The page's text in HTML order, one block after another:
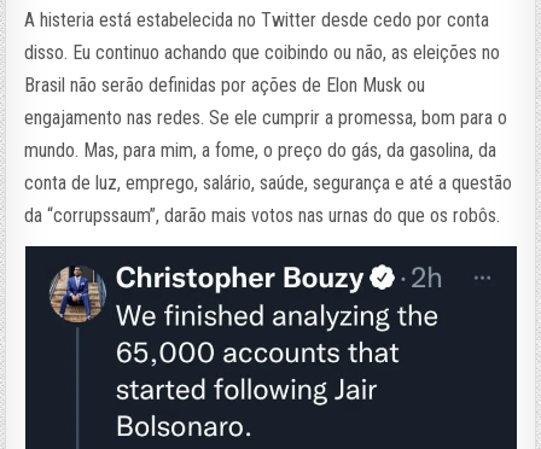
A histeria está estabelecida no Twitter desde cedo por conta
disso. Eu continuo achando que coibindo ou não, as eleições no
Brasil não serão definidas por ações de Elon Musk ou
engajamento nas redes. Se ele cumprir a promessa, bom para o
mundo. Mas, para mim, a fome, o preço do gás, da gasolina, da
conta de luz, emprego, salário, saúde, segurança e até a questão
da “corrupssaum”, darão mais votos nas urnas do que os robôs.